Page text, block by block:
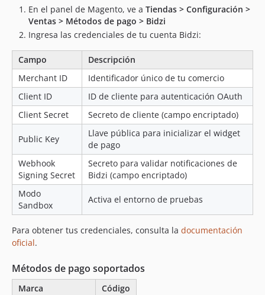
En el panel de Magento, ve a Tiendas > Configuración >
Ventas > Métodos de pago > Bidzi
Ingresa las credenciales de tu cuenta Bidzi:
Campo
Descripción
Merchant ID
Identificador único de tu comercio
Client ID
ID de cliente para autenticación OAuth
Client Secret
Secreto de cliente (campo encriptado)
Public Key
Llave pública para inicializar el widget
de pago
Webhook
Signing Secret
Secreto para validar notificaciones de
Bidzi (campo encriptado)
Modo
Sandbox
Activa el entorno de pruebas
Para obtener tus credenciales, consulta la documentación
oficial.
Métodos de pago soportados
Marca
Código